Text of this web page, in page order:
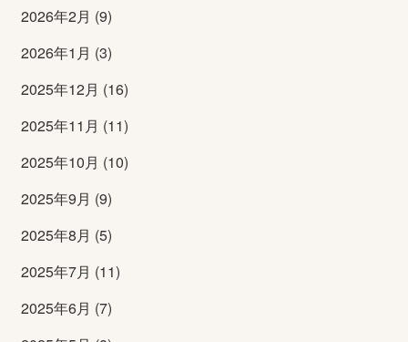
2026年2月 (9)
2026年1月 (3)
2025年12月 (16)
2025年11月 (11)
2025年10月 (10)
2025年9月 (9)
2025年8月 (5)
2025年7月 (11)
2025年6月 (7)